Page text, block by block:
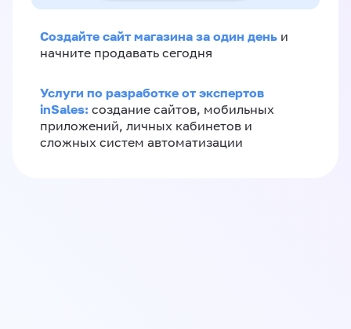
Создайте сайт магазина за один день и
начните продавать сегодня
Услуги по разработке от экспертов
inSales: создание сайтов, мобильных
приложений, личных кабинетов и
сложных систем автоматизации